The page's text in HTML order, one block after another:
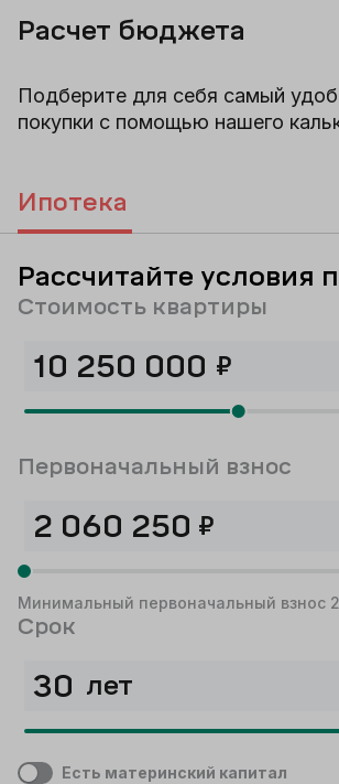
Расчет бюджета
Подберите для себя самый
покупки с помощью нашего
Ипотека
Рассчитайте условия
Стоимость квартиры
₽
Первоначальный взнос
₽
Минимальный первоначальный взнос
Срок
лет
Есть материнский капитал